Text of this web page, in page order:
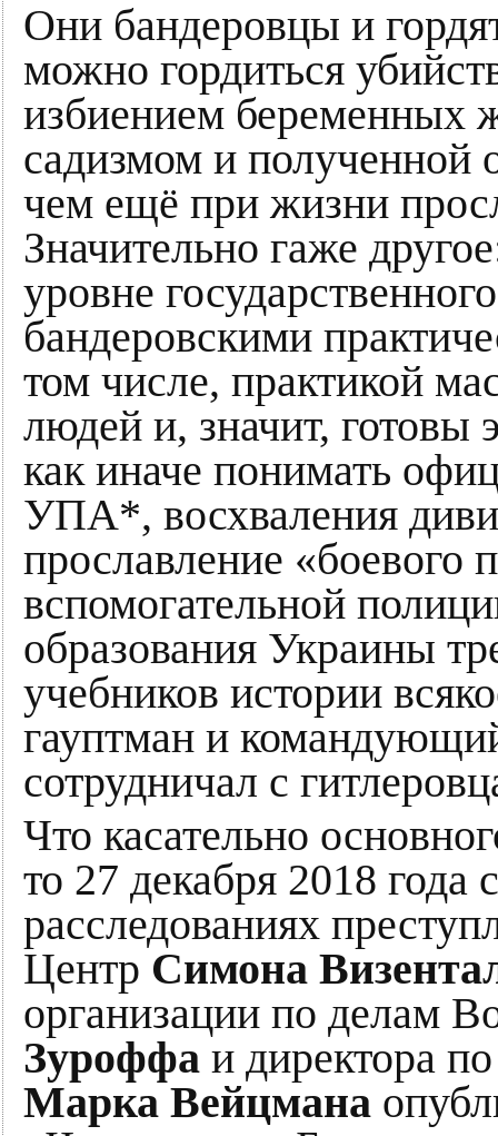
Они бандеровцы и
можно гордиться
избиением беременных
садизмом и полученной
чем ещё при жизни
Значительно гаже
уровне
бандеровскими
том числе, практикой
людей и, значит, готовы
как иначе понимать
УПА*, восхваления
прославление «боевого
вспомогательной
образования Украины
учебников истории
гауптман и
сотрудничал с
Что касательно
то 27 декабря 2018
расследованиях
Центр Симона
организации по делам
Зуроффа и директора
Марка Вейцмана